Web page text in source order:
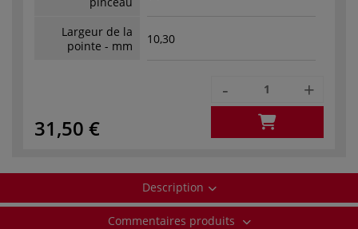
Largeur de la
pointe - mm
10,30
31,50 €
- +
Description
Commentaires produits